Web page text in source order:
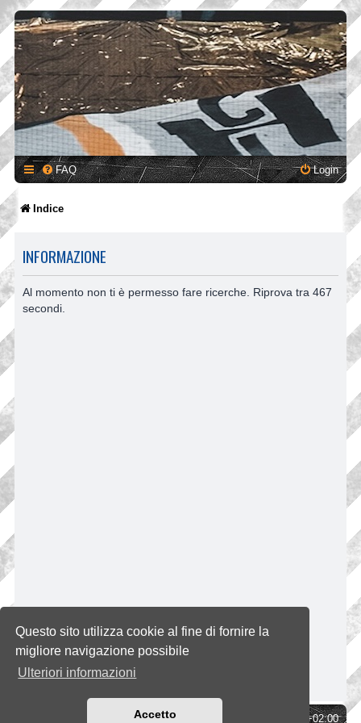
Questo sito utilizza cookie al fine di fornire la
migliore navigazione possibile
Ulteriori informazioni
Accetto
FAQ Login
Indice
INFORMAZIONE
Al momento non ti è permesso fare ricerche. Riprova tra 467
secondi.
UTC+02:00